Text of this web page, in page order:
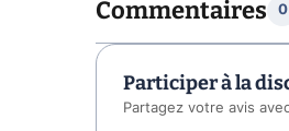
Commentaires 0
Participer à la
Partagez votre avis